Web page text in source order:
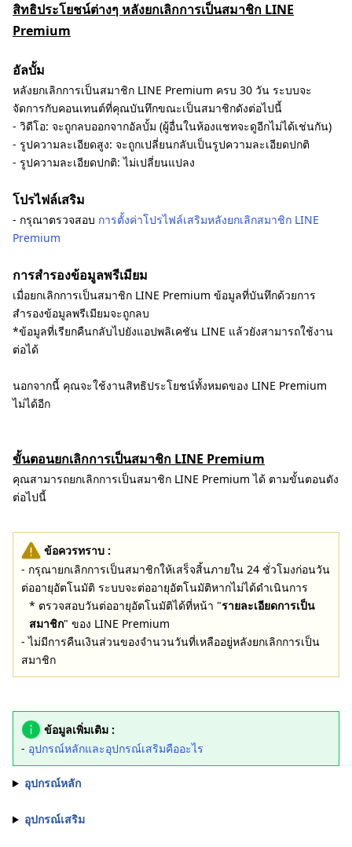
สิทธิประโยชน์ต่างๆ หลังยกเลิกการเป็นสมาชิก LINE
Premium
อัลบั้ม
หลังยกเลิกการเป็นสมาชิก LINE Premium ครบ 30 วัน ระบบจะ
จัดการกับคอนเทนต์ที่คุณบันทึกขณะเป็นสมาชิกดังต่อไปนี้
- วิดีโอ: จะถูกลบออกจากอัลบั้ม (ผู้อื่นในห้องแชทจะดูอีกไม่ได้เช่นกัน)
- รูปความละเอียดสูง: จะถูกเปลี่ยนกลับเป็นรูปความละเอียดปกติ
- รูปความละเอียดปกติ: ไม่เปลี่ยนแปลง
โปรไฟล์เสริม
- กรุณาตรวจสอบ การตั้งค่าโปรไฟล์เสริมหลังยกเลิกสมาชิก LINE
Premium
การสำรองข้อมูลพรีเมียม
เมื่อยกเลิกการเป็นสมาชิก LINE Premium ข้อมูลที่บันทึกด้วยการ
สำรองข้อมูลพรีเมียมจะถูกลบ
*ข้อมูลที่เรียกคืนกลับไปยังแอปพลิเคชัน LINE แล้วยังสามารถใช้งาน
ต่อได้
นอกจากนี้ คุณจะใช้งานสิทธิประโยชน์ทั้งหมดของ LINE Premium
ไม่ได้อีก
ขั้นตอนยกเลิกการเป็นสมาชิก LINE Premium
คุณสามารถยกเลิกการเป็นสมาชิก LINE Premium ได้ ตามขั้นตอนดัง
ต่อไปนี้
ข้อควรทราบ :
- กรุณายกเลิกการเป็นสมาชิกให้เสร็จสิ้นภายใน 24 ชั่วโมงก่อนวัน
ต่ออายุอัตโนมัติ ระบบจะต่ออายุอัตโนมัติหากไม่ได้ดำเนินการ
* ตรวจสอบวันต่ออายุอัตโนมัติได้ที่หน้า "รายละเอียดการเป็น
สมาชิก" ของ LINE Premium
- ไม่มีการคืนเงินส่วนของจำนวนวันที่เหลืออยู่หลังยกเลิกการเป็น
สมาชิก
ข้อมูลเพิ่มเติม :
- อุปกรณ์หลักและอุปกรณ์เสริมคืออะไร
อุปกรณ์หลัก
อุปกรณ์เสริม